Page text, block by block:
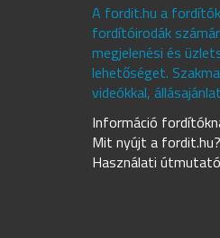
A fordit.hu a
fordítóirodák
megjelenési és
lehetőséget.
videókkal,
Információ
Mit nyújt a fordit.hu?
Használati útmutató